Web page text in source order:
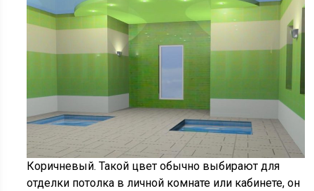
Коричневый. Такой цвет обычно выбирают для
отделки потолка в личной комнате или кабинете, он